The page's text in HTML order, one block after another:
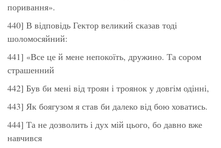
поривання».
440] В відповідь Гектор великий сказав тоді
шоломосяйний:
441] «Все це й мене непокоїть, дружино. Та сором
страшенний
442] Був би мені від троян і троянок у довгім одінні,
443] Як боягузом я став би далеко від бою ховатись.
444] Та не дозволить і дух мій цього, бо давно вже
навчився